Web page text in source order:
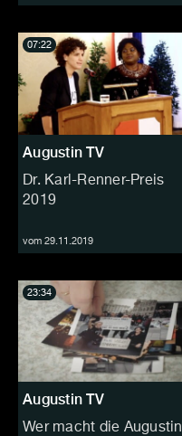
Augustin TV
Dr. Karl-Renner-Preis
2019
vom 29.11.2019
07:22
Augustin TV
Wer macht die Augustin
23:34